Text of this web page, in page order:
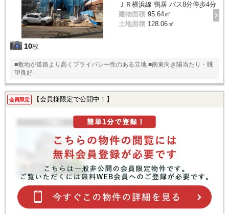
10枚
ＪＲ横浜線 鴨居 バス8分停歩4分
建物面積 95.64㎡
土地面積 128.06㎡
■敷地が道路より高くプライバシー性のある立地 ■南東向き陽当たり・眺
望良好
会員限定 【会員様限定で公開中！】